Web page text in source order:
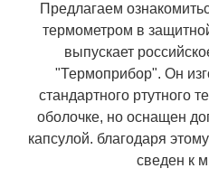
Предлагаем
термометром в
выпускает
"Термоприбор". Он
стандартного ртутного
оболочке, но оснащен
капсулой. благодаря
сведен к